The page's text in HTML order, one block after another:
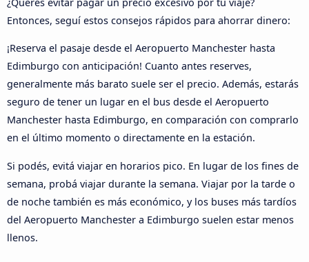
Entonces, seguí estos consejos rápidos para ahorrar dinero:
¡Reserva el pasaje desde el Aeropuerto Manchester hasta
Edimburgo con anticipación! Cuanto antes reserves,
generalmente más barato suele ser el precio. Además, estarás
seguro de tener un lugar en el bus desde el Aeropuerto
Manchester hasta Edimburgo, en comparación con comprarlo
en el último momento o directamente en la estación.
Si podés, evitá viajar en horarios pico. En lugar de los fines de
semana, probá viajar durante la semana. Viajar por la tarde o
de noche también es más económico, y los buses más tardíos
del Aeropuerto Manchester a Edimburgo suelen estar menos
llenos.